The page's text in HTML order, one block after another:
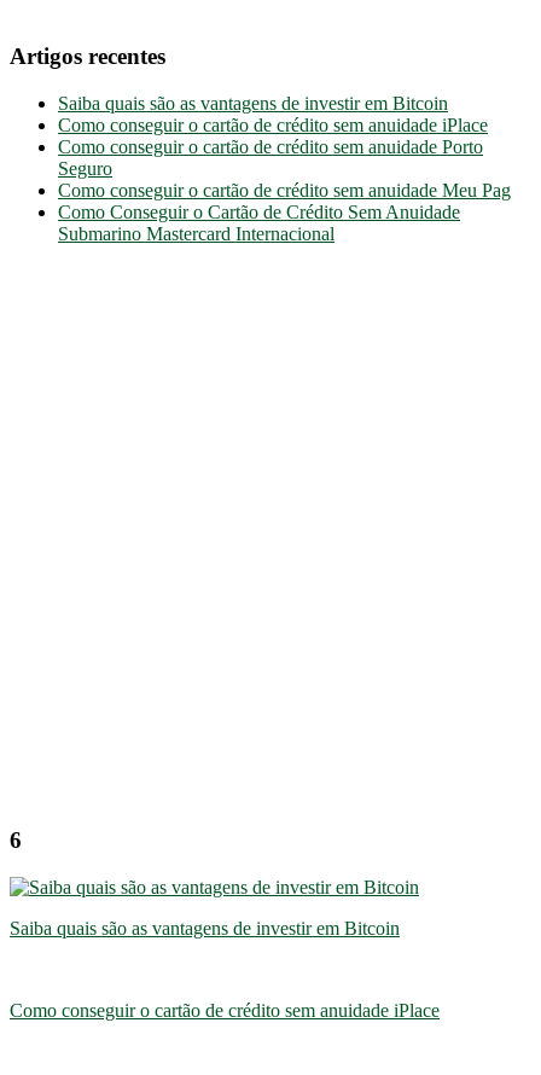
Artigos recentes
Saiba quais são as vantagens de investir em Bitcoin
Como conseguir o cartão de crédito sem anuidade iPlace
Como conseguir o cartão de crédito sem anuidade Porto
Seguro
Como conseguir o cartão de crédito sem anuidade Meu Pag
Como Conseguir o Cartão de Crédito Sem Anuidade
Submarino Mastercard Internacional
6
Saiba quais são as vantagens de investir em Bitcoin
Como conseguir o cartão de crédito sem anuidade iPlace